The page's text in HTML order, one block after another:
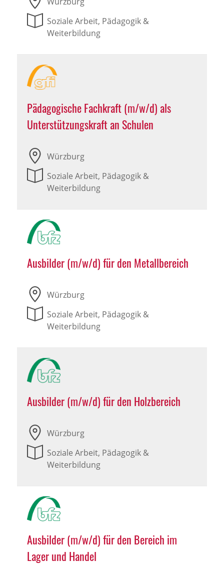
Soziale Arbeit, Pädagogik &
Weiterbildung
Pädagogische Fachkraft (m/w/d) als
Unterstützungskraft an Schulen
Würzburg
Soziale Arbeit, Pädagogik &
Weiterbildung
Ausbilder (m/w/d) für den Metallbereich
Würzburg
Soziale Arbeit, Pädagogik &
Weiterbildung
Ausbilder (m/w/d) für den Holzbereich
Würzburg
Soziale Arbeit, Pädagogik &
Weiterbildung
Ausbilder (m/w/d) für den Bereich im
Lager und Handel